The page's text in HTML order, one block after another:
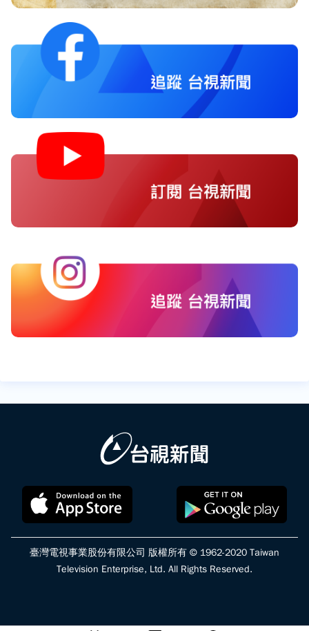
臺灣電視事業股份有限公司 版權所有 © 1962-2020 Taiwan
Television Enterprise, Ltd. All Rights Reserved.